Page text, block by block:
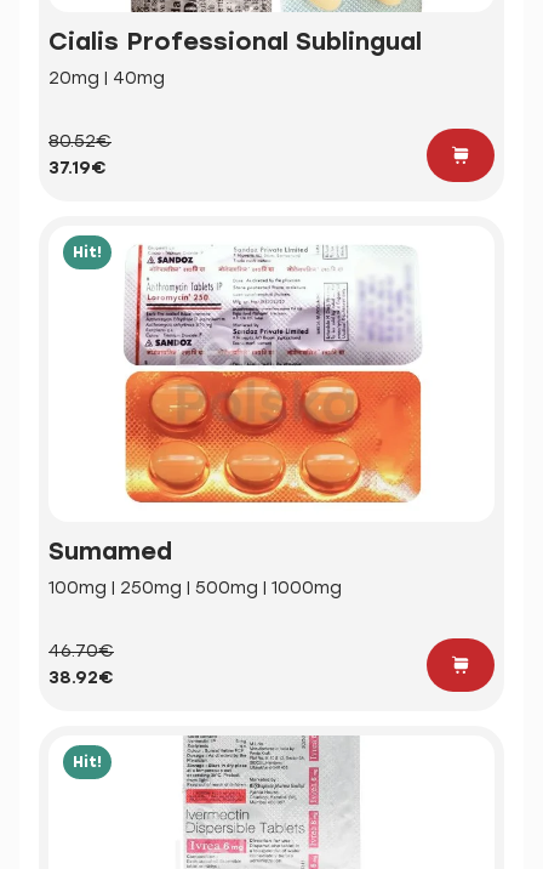
Cialis Professional Sublingual
20mg | 40mg
80.52€
37.19€
Hit!
Sumamed
100mg | 250mg | 500mg | 1000mg
46.70€
38.92€
Hit!